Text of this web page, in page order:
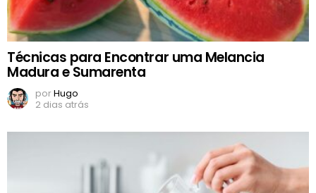
Técnicas para Encontrar uma Melancia
Madura e Sumarenta
porHugo
2 dias atrás